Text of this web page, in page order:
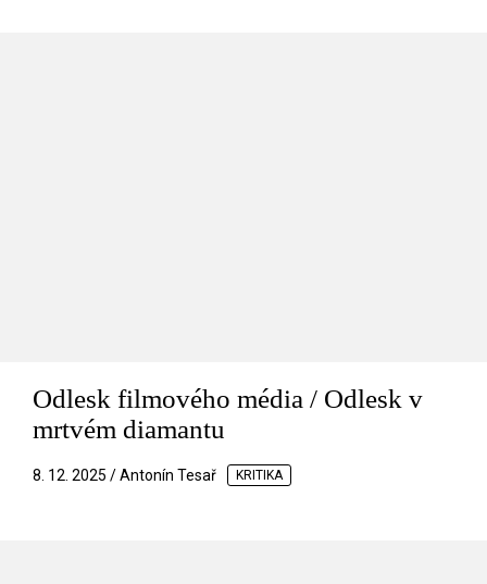
Odlesk filmového média / Odlesk v
mrtvém diamantu
8. 12. 2025 / Antonín Tesař KRITIKA